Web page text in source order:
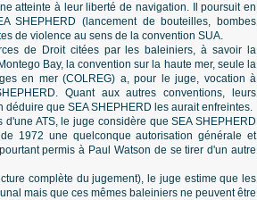
atteinte à leur liberté de navigation. Il poursuit en
SHEPHERD (lancement de bouteilles, bombes
de violence au sens de la convention SUA.
de Droit citées par les baleiniers, à savoir la
Bay, la convention sur la haute mer, seule la
en mer (COLREG) a, pour le juge, vocation à
Quant aux autres conventions, leurs
que SEA SHEPHERD les aurait enfreintes.
ATS, le juge considère que SEA SHEPHERD
1972 une quelconque autorisation générale et
permis à Paul Watson de se tirer d'un autre
complète du jugement), le juge estime que les
mais que ces mêmes baleiniers ne peuvent être